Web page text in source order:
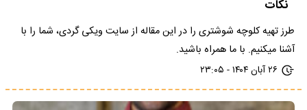
نکات
طرز تهیه کلوچه شوشتری را در این مقاله از سایت ویکی گردی، شما را با
آشنا میکنیم. با ما همراه باشید.
۲۶ آبان ۱۴۰۴ - ۲۳:۰۵